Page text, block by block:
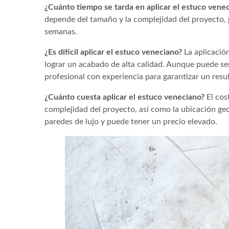
¿Cuánto tiempo se tarda en aplicar el estuco
depende del tamaño y la complejidad del
semanas.
¿Es difícil aplicar el estuco veneciano? La
lograr un acabado de alta calidad. Aunque puede
profesional con experiencia para garantizar un
¿Cuánto cuesta aplicar el estuco veneciano? El
complejidad del proyecto, así como la ubicación
paredes de lujo y puede tener un precio elevado.